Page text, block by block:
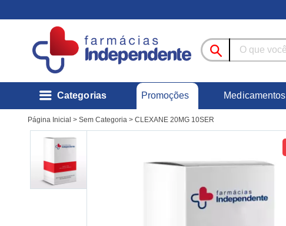
Categorias Promoções Medicamentos
Página Inicial > Sem Categoria > CLEXANE 20MG 10SER